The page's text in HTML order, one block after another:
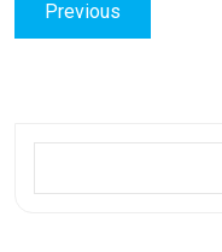
navigation
Previous
post: